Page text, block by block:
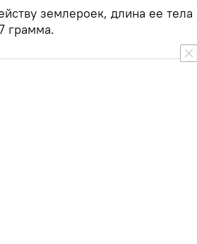
землероек, длина ее тела
грамма.